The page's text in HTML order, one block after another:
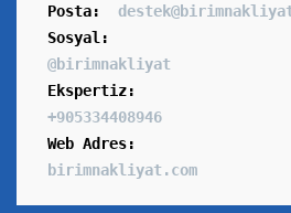
Posta:
Sosyal:
@birimnakliyat
Ekspertiz:
+905334408946
Web Adres:
birimnakliyat.com